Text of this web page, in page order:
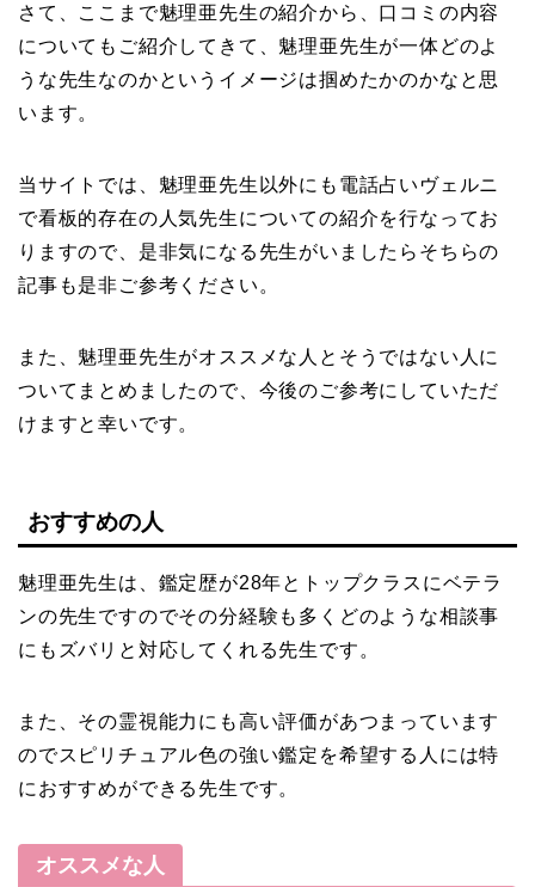
さて、ここまで魅理亜先生の紹介から、口コミの内容
についてもご紹介してきて、魅理亜先生が一体どのよ
うな先生なのかというイメージは掴めたかのかなと思
います。
当サイトでは、魅理亜先生以外にも電話占いヴェルニ
で看板的存在の人気先生についての紹介を行なってお
りますので、是非気になる先生がいましたらそちらの
記事も是非ご参考ください。
また、魅理亜先生がオススメな人とそうではない人に
ついてまとめましたので、今後のご参考にしていただ
けますと幸いです。
おすすめの人
魅理亜先生は、鑑定歴が28年とトップクラスにベテラ
ンの先生ですのでその分経験も多くどのような相談事
にもズバリと対応してくれる先生です。
また、その霊視能力にも高い評価があつまっています
のでスピリチュアル色の強い鑑定を希望する人には特
におすすめができる先生です。
オススメな人